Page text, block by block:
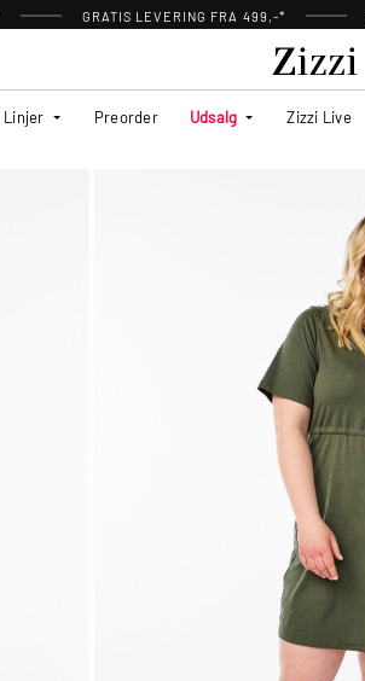
GRATIS LEVERING FRA 499,-*
Linjer Preorder Udsalg Zizzi Live